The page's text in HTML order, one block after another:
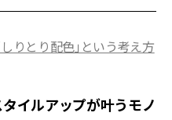
りとり配色」という考え方
イルアップが叶うモノ